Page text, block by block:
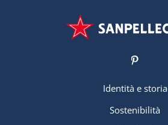
Identità e storia
Sostenibilità